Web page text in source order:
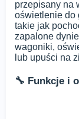
przepisany na
oświetlenie do
takie jak
zapalone
wagoniki,
lub upuści na
🔧 Funkcje i